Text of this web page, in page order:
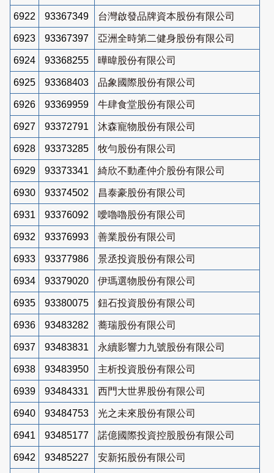
6922 93367349 台灣啟發品牌資本股份有限公司
6923 93367397 亞洲全時第二健身股份有限公司
6924 93368255 曄暐股份有限公司
6925 93368403 品象國際股份有限公司
6926 93369959 牛肆食堂股份有限公司
6927 93372791 沐森寵物股份有限公司
6928 93373285 牧勻股份有限公司
6929 93373341 綺欣不動產仲介股份有限公司
6930 93374502 昌泰豪股份有限公司
6931 93376092 噯嚕嚕股份有限公司
6932 93376993 善業股份有限公司
6933 93377986 景丞投資股份有限公司
6934 93379020 伊瑪選物股份有限公司
6935 93380075 鈕石投資股份有限公司
6936 93483282 蕎瑞股份有限公司
6937 93483831 永續影響力九號股份有限公司
6938 93483950 主析投資股份有限公司
6939 93484331 西門大世界股份有限公司
6940 93484753 光之未來股份有限公司
6941 93485177 諾億國際投資控股股份有限公司
6942 93485227 安新拓股份有限公司